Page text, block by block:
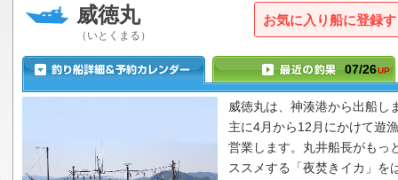
威徳丸
（いとくまる）
お気に入り船に登録
07/26UP
威徳丸は、神湊港から出船し
主に4月から12月にかけて遊
営業します。丸井船長がもっ
ススメする「夜焚きイカ」を